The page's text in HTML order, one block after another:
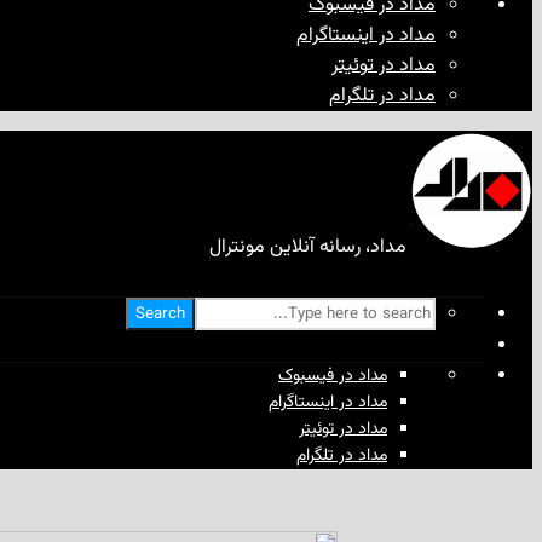
مداد در اینستاگرام
مداد در توئیتر
مداد در تلگرام
مداد، رسانه آنلاین مونترال
Search
مداد در فیسبوک
مداد در اینستاگرام
مداد در توئیتر
مداد در تلگرام